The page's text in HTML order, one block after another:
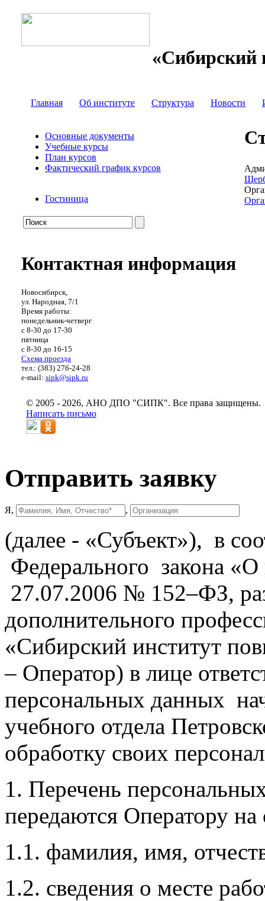
«Сибирский
Главная Об институте Структура Новости
Основные документы
Учебные курсы
План курсов
Фактический график курсов
Гостиница
Контактная информация
Новосибирск,
ул. Народная, 7/1
Время работы:
понедельник-четверг
с 8-30 до 17-30
пятница
с 8-30 до 16-15
Схема проезда
тел.: (383) 276-24-28
e-mail: sipk@sipk.ru
© 2005 - 2026, АНО ДПО "СИПК". Все права защищены.
Написать письмо
Отправить заявку
Я, ,
(далее - «Субъект»), в
Федерального закона
27.07.2006 № 152–ФЗ,
дополнительного
«Сибирский институт
– Оператор) в лице
персональных данных
учебного отдела
обработку своих
1. Перечень
передаются Оператору на
1.1. фамилия, имя,
1.2. сведения о месте